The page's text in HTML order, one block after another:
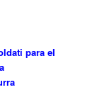
para el